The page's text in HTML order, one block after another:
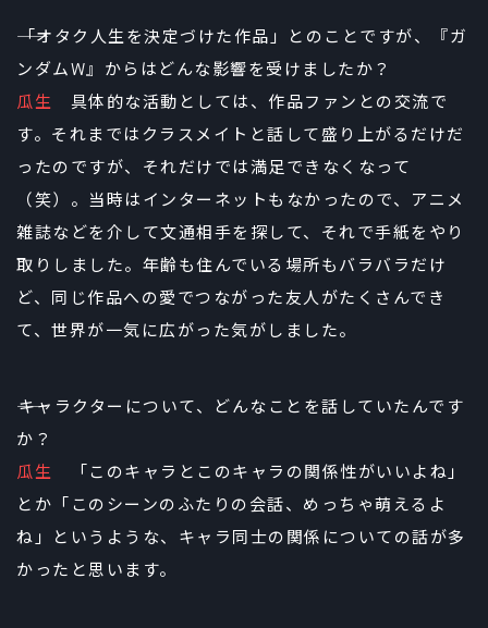
――「オタク人生を決定づけた作品」とのことですが、『ガ
ンダムW』からはどんな影響を受けましたか？
瓜生 具体的な活動としては、作品ファンとの交流で
す。それまではクラスメイトと話して盛り上がるだけだ
ったのですが、それだけでは満足できなくなって
（笑）。当時はインターネットもなかったので、アニメ
雑誌などを介して文通相手を探して、それで手紙をやり
取りしました。年齢も住んでいる場所もバラバラだけ
ど、同じ作品への愛でつながった友人がたくさんでき
て、世界が一気に広がった気がしました。
――キャラクターについて、どんなことを話していたんです
か？
瓜生 「このキャラとこのキャラの関係性がいいよね」
とか「このシーンのふたりの会話、めっちゃ萌えるよ
ね」というような、キャラ同士の関係についての話が多
かったと思います。